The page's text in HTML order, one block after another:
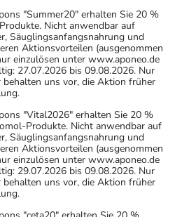
"Summer20" erhalten Sie 20 %
Nicht anwendbar auf
Säuglingsanfangsnahrung und
Aktionsvorteilen (ausgenommen
einzulösen unter www.aponeo.de
27.07.2026 bis 09.08.2026. Nur
uns vor, die Aktion früher
"Vital2026" erhalten Sie 20 %
Produkte. Nicht anwendbar auf
Säuglingsanfangsnahrung und
Aktionsvorteilen (ausgenommen
einzulösen unter www.aponeo.de
29.07.2026 bis 09.08.2026. Nur
uns vor, die Aktion früher